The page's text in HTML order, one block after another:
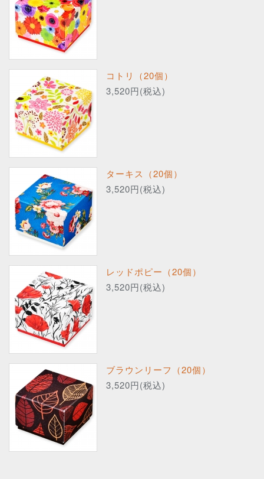
コトリ（20個）
3,520円(税込)
ターキス（20個）
3,520円(税込)
レッドポピー（20個）
3,520円(税込)
ブラウンリーフ（20個）
3,520円(税込)